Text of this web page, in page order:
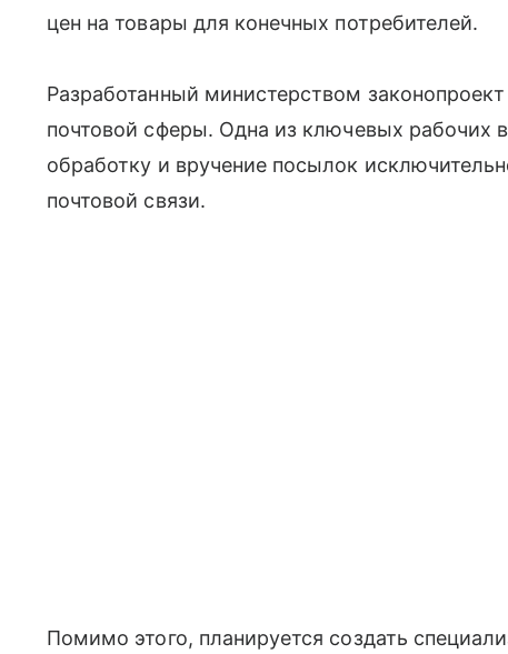
цен на товары для конечных потребителей.
Разработанный министерством
почтовой сферы. Одна из ключевых рабочих
обработку и вручение посылок
почтовой связи.
Помимо этого, планируется создать